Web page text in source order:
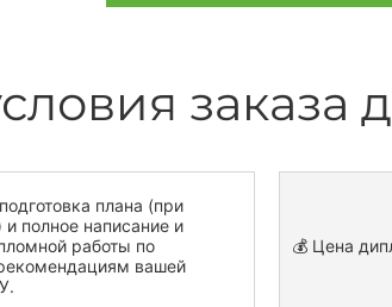
заказа
плана (при
полное написание и
работы по
вашей
💰 Цена